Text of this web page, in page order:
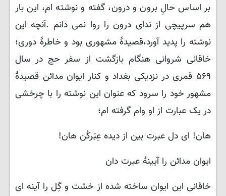
بر اساس حالِ برون و درون، گفته و نوشته ام، این بار
هم سرپیچی از ندای درون را روا نمی دانم .آنچه این
نوشته را پدید آورد،قصیدهٔ مشهوری بود و خاطرهٔ دوری؛
خاقانی شروانی هنگام بازگشت از سفر حج در سال
۵۶۹ قمری در نزدیکی بغداد و کنار ایوان مدائن قصیدهٔ
مشهور خود را سرود که عنوان این نوشته را با چرخشی
در یک عبارت از او وام گرفته ام؛
هان! ای دل عبرت بین از دیده عِبَرکُن هان!
ایوان مدائن را آیینهٔ عبرت دان
خاقانی این ایوان ساخته شده از خشت و گِل را آینه ای